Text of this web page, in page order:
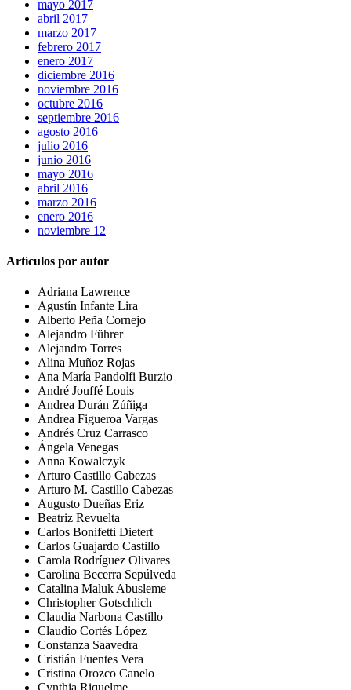
mayo 2017
abril 2017
marzo 2017
febrero 2017
enero 2017
diciembre 2016
noviembre 2016
octubre 2016
septiembre 2016
agosto 2016
julio 2016
junio 2016
mayo 2016
abril 2016
marzo 2016
enero 2016
noviembre 12
Artículos por autor
Adriana Lawrence
Agustín Infante Lira
Alberto Peña Cornejo
Alejandro Führer
Alejandro Torres
Alina Muñoz Rojas
Ana María Pandolfi Burzio
André Jouffé Louis
Andrea Durán Zúñiga
Andrea Figueroa Vargas
Andrés Cruz Carrasco
Ángela Venegas
Anna Kowalczyk
Arturo Castillo Cabezas
Arturo M. Castillo Cabezas
Augusto Dueñas Eriz
Beatriz Revuelta
Carlos Bonifetti Dietert
Carlos Guajardo Castillo
Carola Rodríguez Olivares
Carolina Becerra Sepúlveda
Catalina Maluk Abusleme
Christopher Gotschlich
Claudia Narbona Castillo
Claudio Cortés López
Constanza Saavedra
Cristián Fuentes Vera
Cristina Orozco Canelo